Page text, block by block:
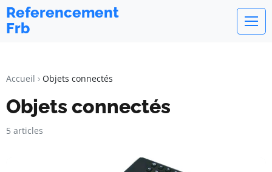
Referencement
Frb
Accueil Objets connectés
Objets connectés
5 articles